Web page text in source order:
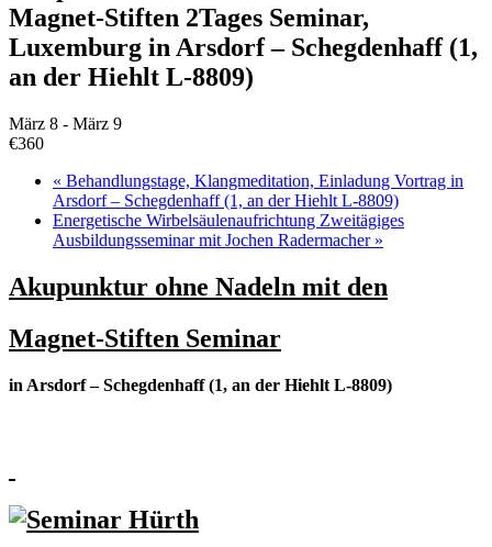
Magnet-Stiften 2Tages Seminar,
Luxemburg in Arsdorf – Schegdenhaff (1,
an der Hiehlt L-8809)
März 8 - März 9
€360
« Behandlungstage, Klangmeditation, Einladung Vortrag in
Arsdorf – Schegdenhaff (1, an der Hiehlt L-8809)
Energetische Wirbelsäulenaufrichtung Zweitägiges
Ausbildungsseminar mit Jochen Radermacher »
Akupunktur ohne Nadeln mit den
Magnet-Stiften Seminar
in Arsdorf – Schegdenhaff (1, an der Hiehlt L-8809)